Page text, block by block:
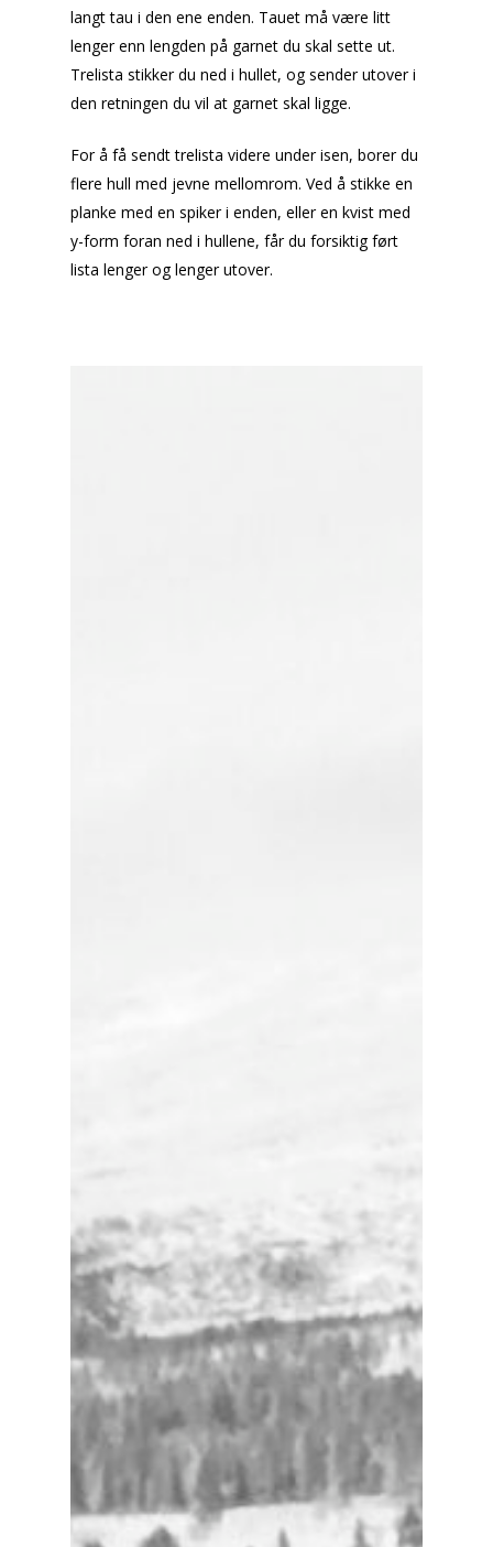
langt tau i den ene enden. Tauet må være litt
lenger enn lengden på garnet du skal sette ut.
Trelista stikker du ned i hullet, og sender utover i
den retningen du vil at garnet skal ligge.
For å få sendt trelista videre under isen, borer du
flere hull med jevne mellomrom. Ved å stikke en
planke med en spiker i enden, eller en kvist med
y-form foran ned i hullene, får du forsiktig ført
lista lenger og lenger utover.